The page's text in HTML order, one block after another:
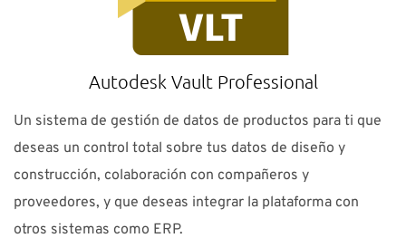
Autodesk Vault Professional
Un sistema de gestión de datos de productos para ti que
deseas un control total sobre tus datos de diseño y
construcción, colaboración con compañeros y
proveedores, y que deseas integrar la plataforma con
otros sistemas como ERP.